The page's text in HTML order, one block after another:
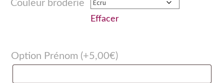
Couleur broderie
Effacer
Option Prénom (+5,00€)